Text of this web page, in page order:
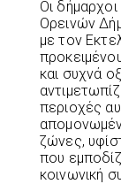
Οι
Ορεινών
με τον
και συχνά
περιοχές
ζώνες,
που
κοινωνική